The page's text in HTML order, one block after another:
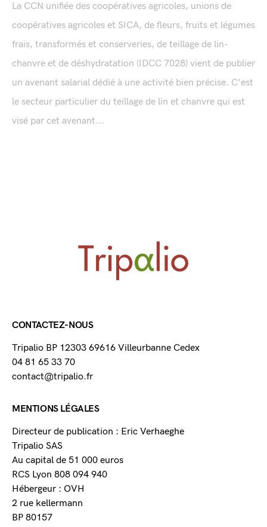
La CCN unifiée des coopératives agricoles, unions de
coopératives agricoles et SICA, de fleurs, fruits et légumes
frais, transformés et conserveries, de teillage de lin-
chanvre et de déshydratation (IDCC 7028) vient de publier
un avenant salarial dédié à une activité bien précise. C'est
le secteur particulier du teillage de lin et chanvre qui est
visé par cet avenant...
CONTACTEZ-NOUS
Tripalio BP 12303 69616 Villeurbanne Cedex
04 81 65 33 70
contact@tripalio.fr
MENTIONS LÉGALES
Directeur de publication : Eric Verhaeghe
Tripalio SAS
Au capital de 51 000 euros
RCS Lyon 808 094 940
Hébergeur : OVH
2 rue kellermann
BP 80157